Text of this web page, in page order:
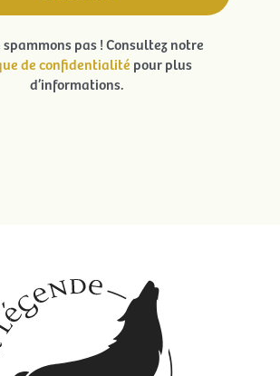
spammons pas ! Consultez notre
de confidentialité pour plus
d’informations.